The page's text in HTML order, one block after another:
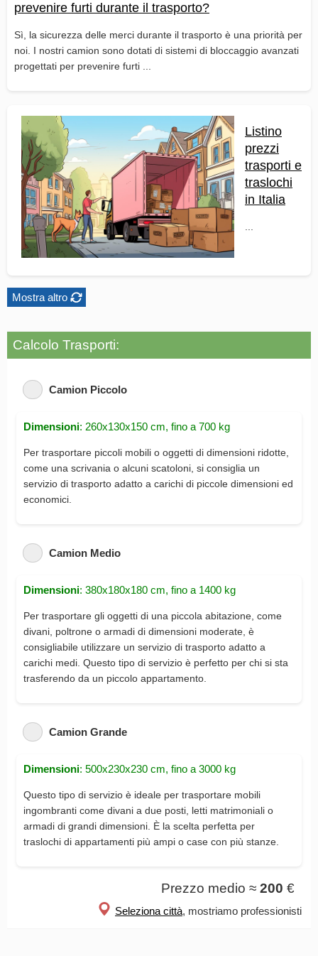
prevenire furti durante il trasporto?
Sì, la sicurezza delle merci durante il trasporto è una priorità per
noi. I nostri camion sono dotati di sistemi di bloccaggio avanzati
progettati per prevenire furti ...
Listino
prezzi
trasporti e
traslochi
in Italia
Mostra altro
Calcolo Trasporti:
Camion Piccolo
Dimensioni: 260x130x150 cm, fino a 700 kg
Per trasportare piccoli mobili o oggetti di dimensioni ridotte,
come una scrivania o alcuni scatoloni, si consiglia un
servizio di trasporto adatto a carichi di piccole dimensioni ed
economici.
Camion Medio
Dimensioni: 380x180x180 cm, fino a 1400 kg
Per trasportare gli oggetti di una piccola abitazione, come
divani, poltrone o armadi di dimensioni moderate, è
consigliabile utilizzare un servizio di trasporto adatto a
carichi medi. Questo tipo di servizio è perfetto per chi si sta
trasferendo da un piccolo appartamento.
Camion Grande
Dimensioni: 500x230x230 cm, fino a 3000 kg
Questo tipo di servizio è ideale per trasportare mobili
ingombranti come divani a due posti, letti matrimoniali o
armadi di grandi dimensioni. È la scelta perfetta per
traslochi di appartamenti più ampi o case con più stanze.
Prezzo medio ≈ 200 €
Seleziona città, mostriamo professionisti